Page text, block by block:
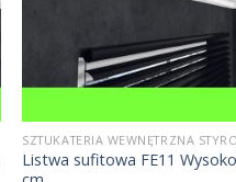
Listwa sufitowa FE11